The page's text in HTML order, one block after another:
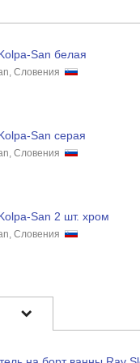
San белая
Словения
San серая
Словения
San 2 шт. хром
Словения